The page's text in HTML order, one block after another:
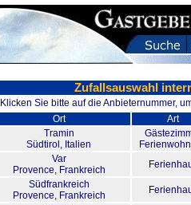
Zufallsauswahl
Klicken Sie bitte auf die Anbieternummer,
Ort Art
Tramin
Südtirol , Italien
Var
Provence, Frankreich
Südfrankreich
Provence, Frankreich